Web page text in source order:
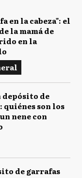
en la cabeza": el
la mamá de
en la
depósito de
son los
nene con
de garrafas